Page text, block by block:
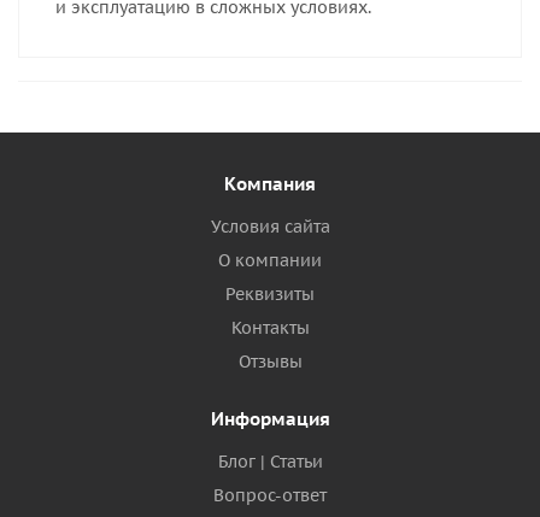
и эксплуатацию в сложных условиях.
Компания
Условия сайта
О компании
Реквизиты
Контакты
Отзывы
Информация
Блог | Статьи
Вопрос-ответ